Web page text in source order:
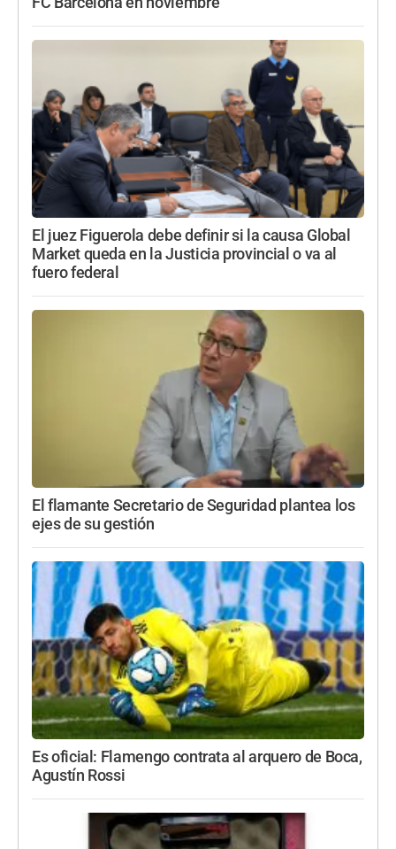
El juez Figuerola debe definir si la causa Global
Market queda en la Justicia provincial o va al
fuero federal
El flamante Secretario de Seguridad plantea los
ejes de su gestión
Es oficial: Flamengo contrata al arquero de Boca,
Agustín Rossi